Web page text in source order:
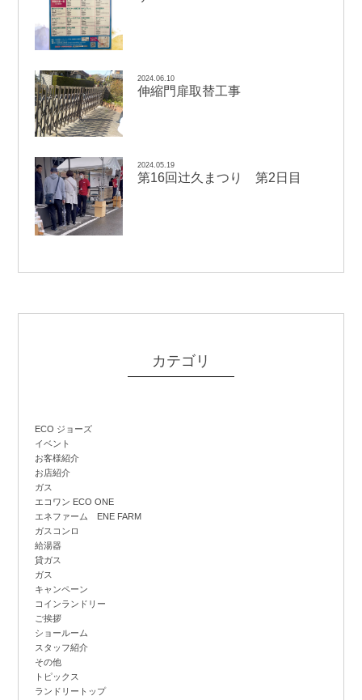
2024.06.10
伸縮門扉取替工事
2024.05.19
第16回辻久まつり 第2日目
カテゴリ
ECO ジョーズ
イベント
お客様紹介
お店紹介
ガス
エコワン ECO ONE
エネファーム ENE FARM
ガスコンロ
給湯器
貸ガス
ガス
キャンペーン
コインランドリー
ご挨拶
ショールーム
スタッフ紹介
その他
トピックス
ランドリートップ